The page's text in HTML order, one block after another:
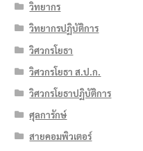
วิทยากร
วิทยากรปฏิบัติการ
วิศวกรโยธา
วิศวกรโยธา ส.ป.ก.
วิศวกรโยธาปฏิบัติการ
ศุลการักษ์
สายคอมพิวเตอร์